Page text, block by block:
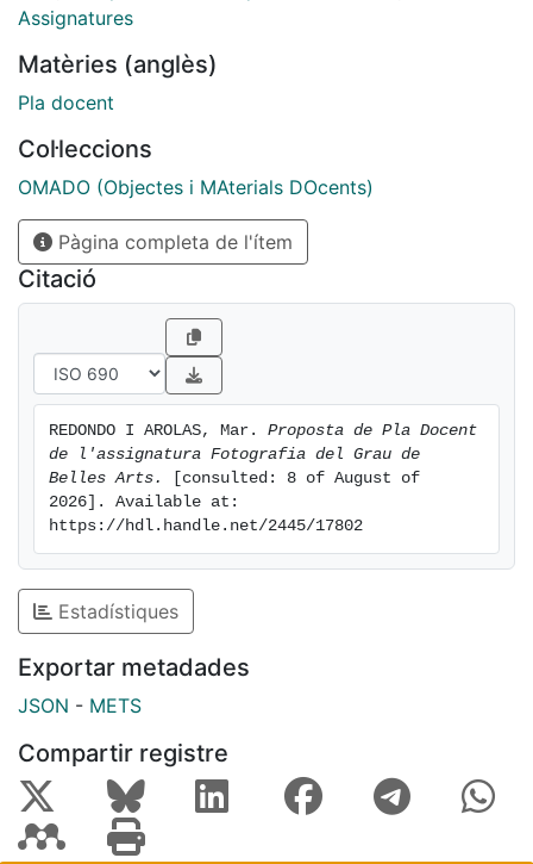
Assignatures
Matèries (anglès)
Pla docent
Col·leccions
OMADO (Objectes i MAterials DOcents)
Pàgina completa de l'ítem
Citació
REDONDO I AROLAS, Mar. Proposta de Pla Docent
de l'assignatura Fotografia del Grau de
Belles Arts.
[consulted: 8 of August of
2026]. Available at:
https://hdl.handle.net/2445/17802
Estadístiques
Exportar metadades
JSON - METS
Compartir registre